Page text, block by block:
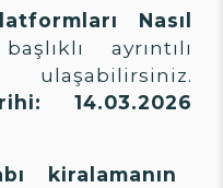
Nasıl
ayrıntılı
ulaşabilirsiniz.
14.03.2026
kiralamanın